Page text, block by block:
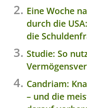
Eine Woche
durch die
die
Studie: So
Candriam:
– und die